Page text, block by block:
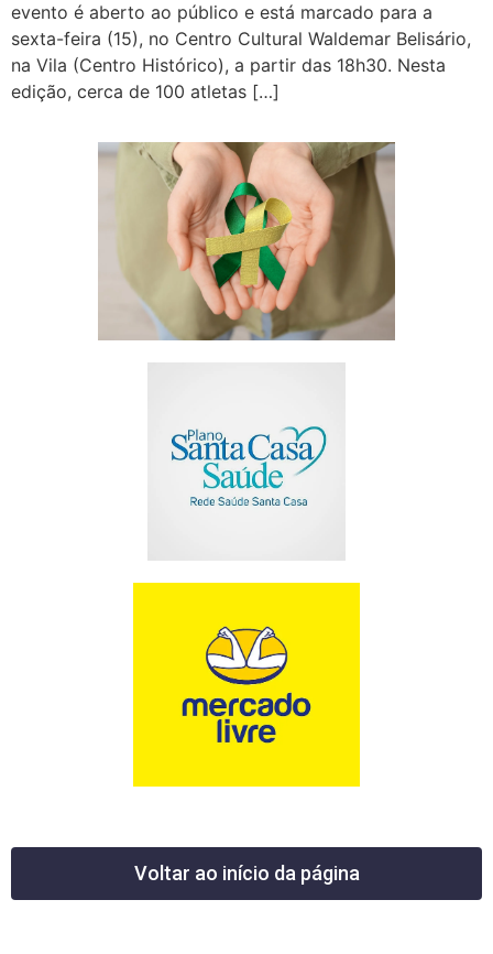
evento é aberto ao público e está marcado para a
sexta-feira (15), no Centro Cultural Waldemar Belisário,
na Vila (Centro Histórico), a partir das 18h30. Nesta
edição, cerca de 100 atletas […]
Voltar ao início da página